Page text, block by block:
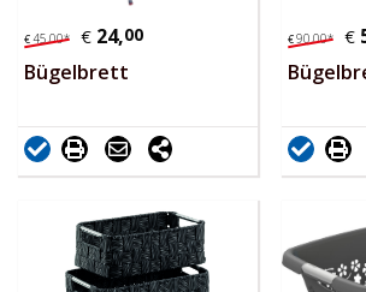
€45,00* € 24,00
Bügelbrett
€90,00* €